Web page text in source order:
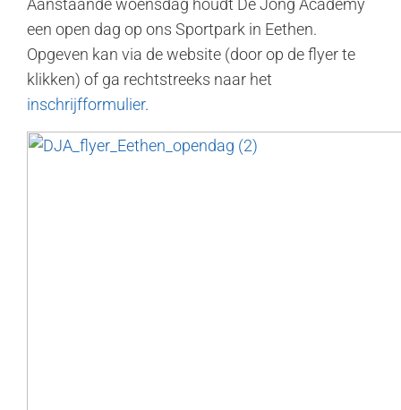
Aanstaande woensdag houdt De Jong Academy
een open dag op ons Sportpark in Eethen.
Opgeven kan via de website (door op de flyer te
klikken) of ga rechtstreeks naar het
inschrijfformulier.